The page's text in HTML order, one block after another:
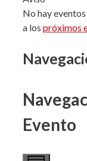
No hay
a los próximos
Evento